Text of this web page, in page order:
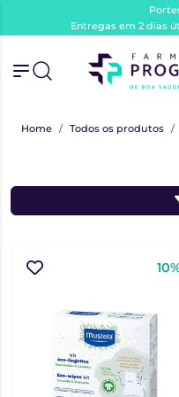
Entregas em 2 dias
Home Todos os produtos